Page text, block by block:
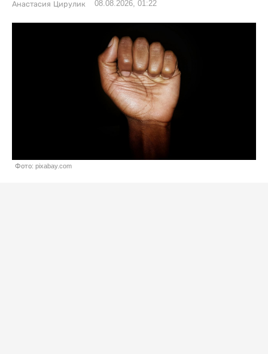
Анастасия Цирулик 08.08.2026, 01:22
Фото: pixabay.com